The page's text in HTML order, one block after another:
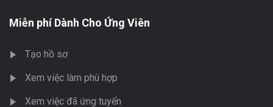
Miễn phí Dành Cho Ứng Viên
Tạo hồ sơ
Xem việc làm phù hợp
Xem việc đã ứng tuyển